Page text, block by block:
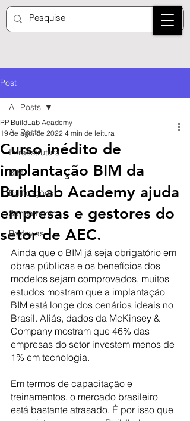
Post
All Posts
Infraestrutura
BIM
Edificações
Saneamento
Rodovias
All Posts
Curso inédito de
implantação BIM da
BuildLab Academy ajuda
empresas e gestores do
setor de AEC.
RP BuildLab Academy
19 de ago. de 2022 4 min de leitura
Ainda que o BIM já seja obrigatório em
obras públicas e os benefícios dos
modelos sejam comprovados, muitos
estudos mostram que a implantação
BIM está longe dos cenários ideais no
Brasil. Aliás, dados da McKinsey &
Company mostram que 46% das
empresas do setor investem menos de
1% em tecnologia.
Em termos de capacitação e
treinamentos, o mercado brasileiro
está bastante atrasado. É por isso que